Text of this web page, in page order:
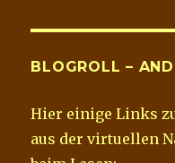
BLOGROLL –
Hier einige Links
aus der virtuellen